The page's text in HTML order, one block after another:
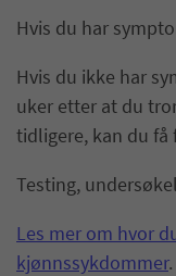
Hvis du har
Hvis du ikke har
uker etter at du
tidligere, kan du få
Testing,
Les mer om hvor
kjønnssykdommer.